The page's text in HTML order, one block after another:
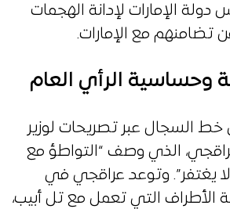
دولة الإمارات لإدانة الهجمات
عن تضامنهم مع الإمارات.
وحساسية الرأي العام
السجال عبر تصريحات لوزير
الذي وصف “التواطؤ مع
لا يغتفر”. وتوعد عراقجي في
الأطراف التي تعمل مع تل أبيب،